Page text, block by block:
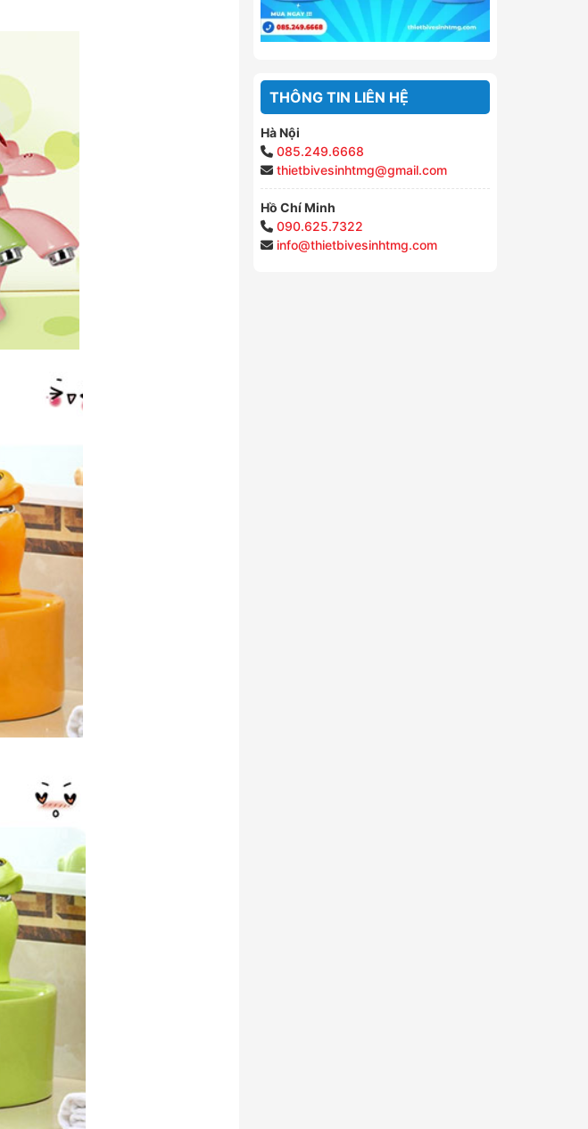
THÔNG TIN LIÊN HỆ
Hà Nội
085.249.6668
thietbivesinhtmg@gmail.com
Hồ Chí Minh
090.625.7322
info@thietbivesinhtmg.com